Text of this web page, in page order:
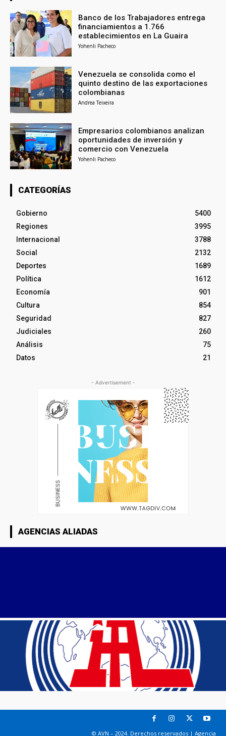
Banco de los Trabajadores entrega
financiamientos a 1.766
establecimientos en La Guaira
Yohenli Pacheco
Venezuela se consolida como el
quinto destino de las exportaciones
colombianas
Andrea Teixeira
Empresarios colombianos analizan
oportunidades de inversión y
comercio con Venezuela
Yohenli Pacheco
CATEGORÍAS
Gobierno
5400
Regiones
3995
Internacional
3788
Social
2132
Deportes
1689
Política
1612
Economía
901
Cultura
854
Seguridad
827
Judiciales
260
Análisis
75
Datos
21
- Advertisement -
AGENCIAS ALIADAS
© AVN – 2024. Derechos reservados | Agencia